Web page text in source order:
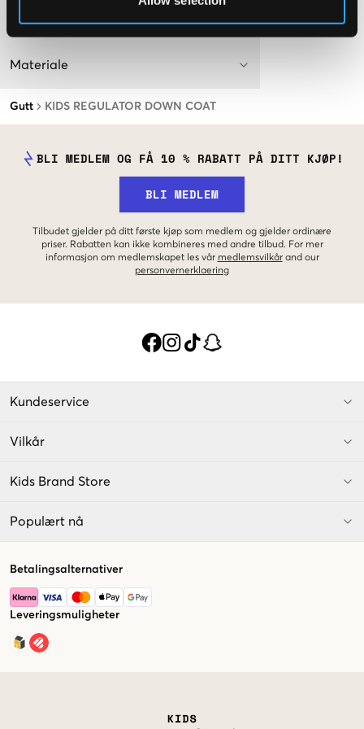
Gutt KIDS REGULATOR DOWN COAT
Washing advice
Materiale
BLI MEDLEM OG FÅ 10 % RABATT PÅ DITT KJØP!
BLI MEDLEM
Tilbudet gjelder på ditt første kjøp som medlem og gjelder ordinære
priser. Rabatten kan ikke kombineres med andre tilbud. For mer
informasjon om medlemskapet les vår medlemsvilkår and our
personvernerklaering
Kundeservice
Vilkår
Kids Brand Store
Populært nå
Betalingsalternativer
Leveringsmuligheter